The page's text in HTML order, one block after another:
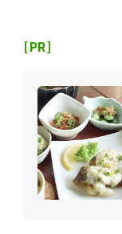
[PR]